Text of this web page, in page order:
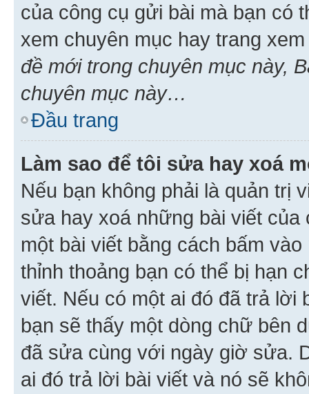
của công cụ gửi bài mà bạn có
xem chuyên mục hay trang
đề mới trong chuyên mục này,
chuyên mục này…
Đầu trang
Làm sao để tôi sửa hay xoá
Nếu bạn không phải là quản trị
sửa hay xoá những bài viết
một bài viết bằng cách bấm
thỉnh thoảng bạn có thể bị hạn
viết. Nếu có một ai đó đã trả lời
bạn sẽ thấy một dòng chữ bên
đã sửa cùng với ngày giờ sửa.
ai đó trả lời bài viết và nó sẽ